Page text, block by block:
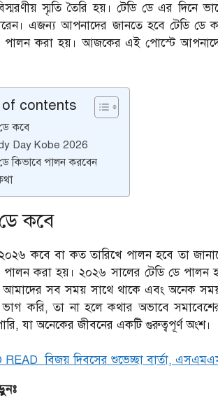
স্মৃতি তৈরি হয়। টেডি ডে এর দিনে
এজন্য আপনাদের জানতে হবে টেডি ডে
পালন করা হয়। আজকের এই পোস্টে
contents
কবে
Day Kobe 2026
কিভাবে পালন করবেন
কবে
কবে বা কত তারিখে পালন হবে তা
পালন করা হয়। ২০২৬ সালের টেডি ডে পালন
আমাদের সব সময় সাথে থাকে এবং অনেক
ভাগ করি, তা না হলে কথার অভাবে
যা অনেকের জীবনের একটি গুরুত্বপূর্ণ অংশ।
READ বিজয় দিবসের শুভেচ্ছা বার্তা,